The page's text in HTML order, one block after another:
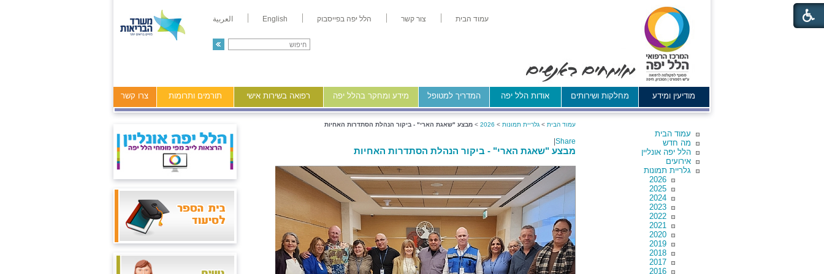
עמוד הבית צור קשר הלל יפה בפייסבוק English العربية
מודיעין ומידע מחלקות ושירותים אודות הלל יפה המדריך למטופל מידע ומחקר בהלל יפה רפואה בשירות אישי תורמים ותרומות צרו קשר
עמוד הבית
מה חדש
הלל יפה אונליין
אירועים
גלריית תמונות
2026
2025
2024
2023
2022
2021
2020
2019
2018
2017
2016
עמוד הבית > גלריית תמונות >
2026
> מבצע "שאגת הארי" - ביקור הנהלת הסתדרות האחיות
Share
מבצע "שאגת הארי" - ביקור הנהלת הסתדרות האחיות